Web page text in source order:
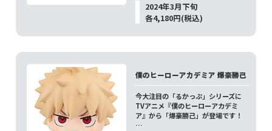
2024年3月下旬
各4,180円(税込)
僕のヒーローアカデミア 爆豪勝己
今大注目の「るかっぷ」シリーズに
TVアニメ『僕のヒーローアカデミ
ア』から「爆豪勝己」が登場です！
…